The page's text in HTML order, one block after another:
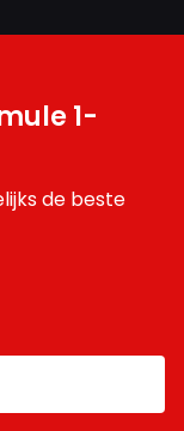
1-
de beste